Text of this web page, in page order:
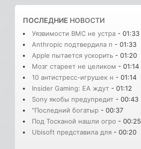
ПОСЛЕДНИЕ НОВОСТИ
Уязвимости BMC не устра - 01:33
Anthropic подтвердила п - 01:33
Apple пытается ускорить - 01:20
Мозг стареет не целиком - 01:14
10 антистресс-игрушек н - 01:14
Insider Gaming: EA ждут - 01:12
Sony якобы предупредит - 00:43
"Последний богатыр - 00:37
Под Тосканой нашли огро - 00:25
Ubisoft представила для - 00:20